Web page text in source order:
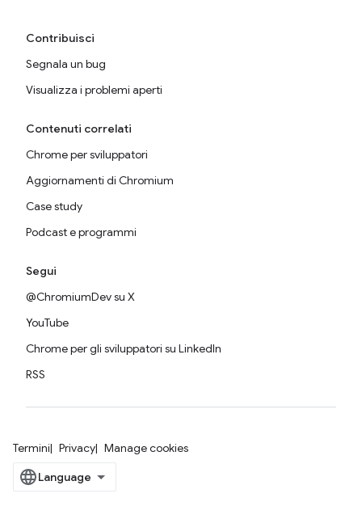
Contribuisci
Segnala un bug
Visualizza i problemi aperti
Contenuti correlati
Chrome per sviluppatori
Aggiornamenti di Chromium
Case study
Podcast e programmi
Segui
@ChromiumDev su X
YouTube
Chrome per gli sviluppatori su LinkedIn
RSS
Termini Privacy Manage cookies